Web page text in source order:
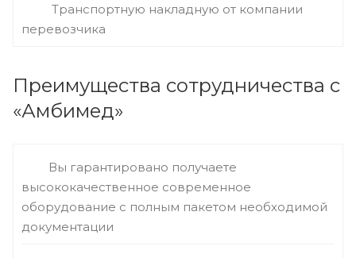
Транспортную накладную от компании
перевозчика
Преимущества сотрудничества с
«Амбимед»
Вы гарантировано получаете
высококачественное современное
оборудование с полным пакетом необходимой
документации